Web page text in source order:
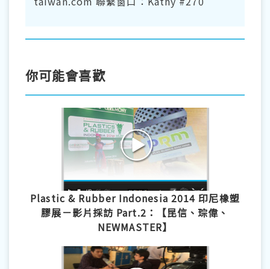
你可能會喜歡
Plastic & Rubber Indonesia 2014 印尼橡塑
膠展－影片採訪 Part.2：【昆信、琮偉、
NEWMASTER】